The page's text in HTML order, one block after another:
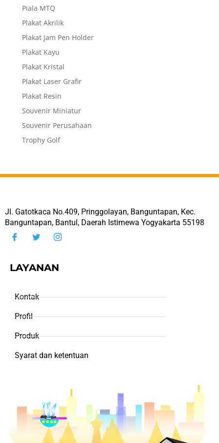
Piala MTQ
Plakat Akrilik
Plakat Jam Pen Holder
Plakat Kayu
Plakat Kristal
Plakat Laser Grafir
Plakat Resin
Souvenir Miniatur
Souvenir Perusahaan
Trophy Golf
Jl. Gatotkaca No.409, Pringgolayan, Banguntapan, Kec.
Banguntapan, Bantul, Daerah Istimewa Yogyakarta 55198
LAYANAN
Kontak
Profil
Produk
Syarat dan ketentuan